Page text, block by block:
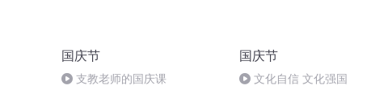
国庆节
支教老师的国庆课
国庆节
文化自信 文化强国